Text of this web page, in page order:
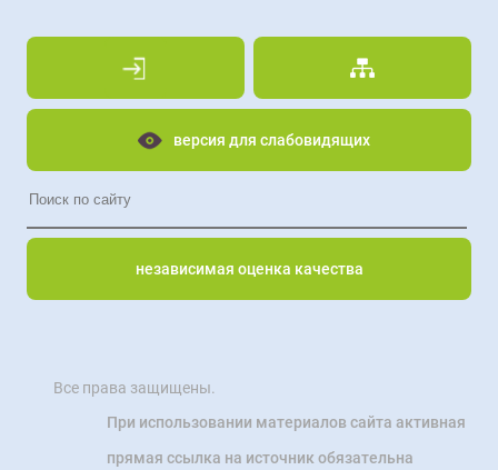
версия для слабовидящих
независимая оценка качества
Все права защищены.
При использовании материалов сайта активная
прямая ссылка на источник обязательна